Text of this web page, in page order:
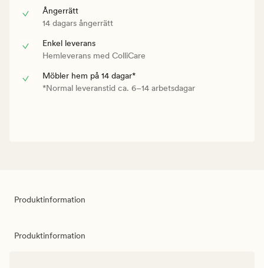
Ångerrätt
14 dagars ångerrätt
Enkel leverans
Hemleverans med ColliCare
Möbler hem på 14 dagar*
*Normal leveranstid ca. 6–14 arbetsdagar
Produktinformation
Produktinformation